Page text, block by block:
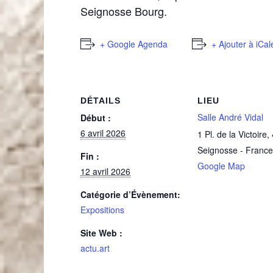
Seignosse Bourg.
+ Google Agenda + Ajouter à
DÉTAILS
Début :
6 avril 2026
Fin :
12 avril 2026
Catégorie d’Évènement:
Expositions
Site Web :
actu.art
LIEU
Salle André Vidal
1 Pl. de la Victoire,
Seignosse - France
Google Map